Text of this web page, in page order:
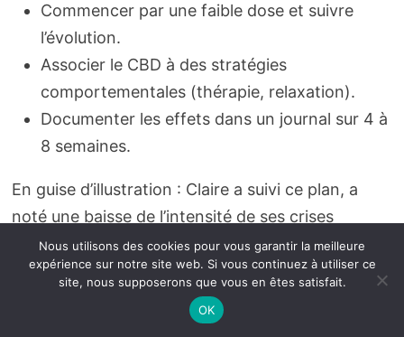
Commencer par une faible dose et suivre
l’évolution.
Associer le CBD à des stratégies
comportementales (thérapie, relaxation).
Documenter les effets dans un journal sur 4 à
8 semaines.
En guise d’illustration : Claire a suivi ce plan, a
noté une baisse de l’intensité de ses crises
d’angoisse et une amélioration de son sommeil.
Elle utilise l’huile de CBDcomme outil de
régulation avant les périodes de stress élevé, tout
en poursuivant une thérapie cognitive pour traiter
Nous utilisons des cookies pour vous garantir la meilleure
expérience sur notre site web. Si vous continuez à utiliser ce
site, nous supposerons que vous en êtes satisfait.
OK